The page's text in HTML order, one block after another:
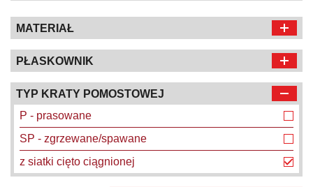
MATERIAŁ
PŁASKOWNIK
TYP KRATY POMOSTOWEJ
P - prasowane
SP - zgrzewane/spawane
z siatki cięto ciągnionej